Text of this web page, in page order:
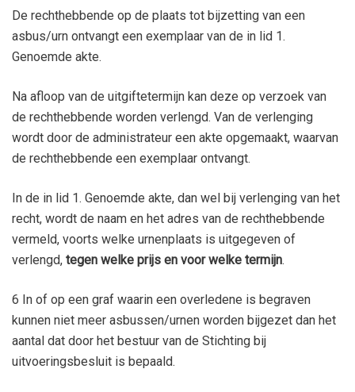
De rechthebbende op de plaats tot bijzetting van een
asbus/urn ontvangt een exemplaar van de in lid 1.
Genoemde akte.
Na afloop van de uitgiftetermijn kan deze op verzoek van
de rechthebbende worden verlengd. Van de verlenging
wordt door de administrateur een akte opgemaakt, waarvan
de rechthebbende een exemplaar ontvangt.
In de in lid 1. Genoemde akte, dan wel bij verlenging van het
recht, wordt de naam en het adres van de rechthebbende
vermeld, voorts welke urnenplaats is uitgegeven of
verlengd, tegen welke prijs en voor welke termijn.
6 In of op een graf waarin een overledene is begraven
kunnen niet meer asbussen/urnen worden bijgezet dan het
aantal dat door het bestuur van de Stichting bij
uitvoeringsbesluit is bepaald.